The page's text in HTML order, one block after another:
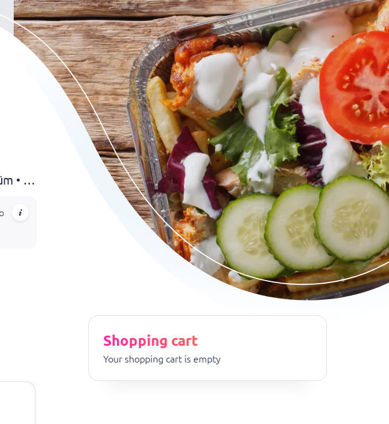
Grillroom • Shoarma • Kapsalon • Döner • Wraps • Dürüm • Kebab
doner, kipshoarma, lamsshoarma, hotchicken en falafel schotels, geserveerd met
Shopping cart
Your shopping cart is empty